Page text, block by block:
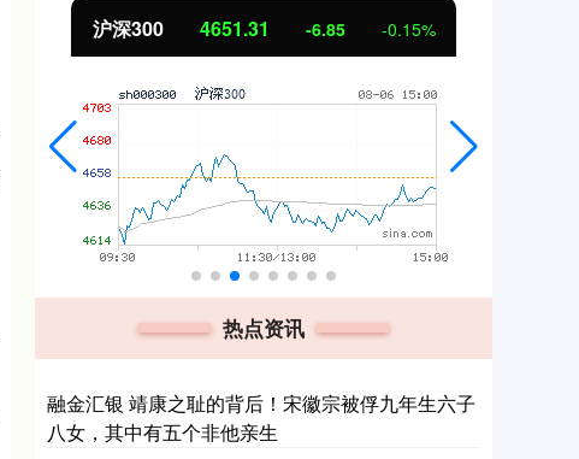
沪深300 4651.31 -6.85 -0.15%
热点资讯
融金汇银 靖康之耻的背后！宋徽宗被俘九年生六子
八女，其中有五个非他亲生